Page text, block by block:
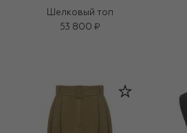
Шелковый топ
53 800 ₽